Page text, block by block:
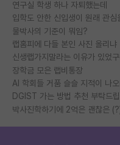
연구실 학생 하나 자퇴했는데
입학도 안한 신입생이 원래 관심
물박사의 기준이 뭐임?
랩홈피에 다들 본인 사진 올리냐
신생랩가지말라는 이유가 있었
장학금 모은 랩비통장
AI 학회들 거품 슬슬 지적이 나
DGIST 가는 방법 추천 부탁드